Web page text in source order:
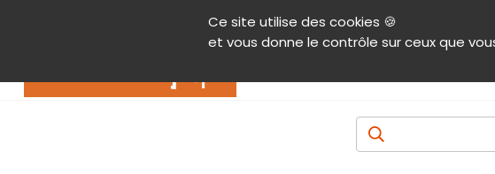
Ce site utilise des cookies 🍪
et vous donne le contrôle sur ceux que
Contenu Aide et accessibilité Menu principal
Produits &